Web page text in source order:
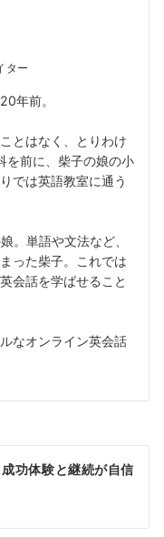
ター
年前。
とはなく、とりわけ
を前に、柴子の娘の小
では英語教室に通う
。単語や文法など、
った柴子。これでは
会話を学ばせること
なオンライン英会話
功体験と継続が自信